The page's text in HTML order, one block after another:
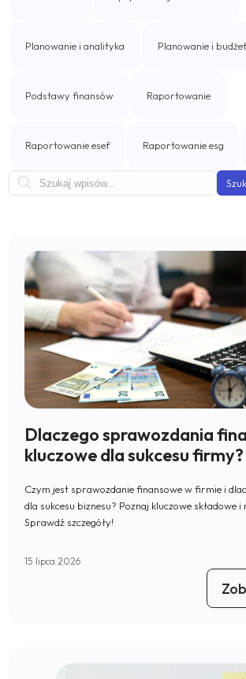
Business Intelligence
Rozwiązania własne
Zarządzanie umowami leasingowymi
Incube ILA 16
Planowanie i analityka Planowanie i
Podstawy finansów Raportowanie
Raportowanie esef Raportowanie esg
Dlaczego sprawozdania
kluczowe dla sukcesu firmy?
Czym jest sprawozdanie finansowe w firmie i
dla sukcesu biznesu? Poznaj kluczowe składowe i
Sprawdź szczegóły!
15 lipca 2026